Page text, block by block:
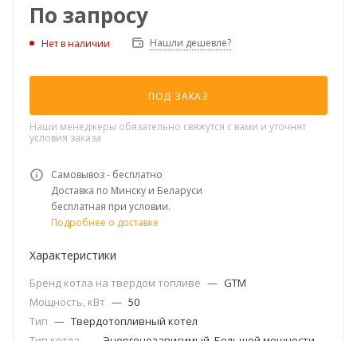
По запросу
Нет в наличии Нашли дешевле?
ПОД ЗАКАЗ
Наши менеджеры обязательно свяжутся с вами и уточнят
условия заказа
Самовывоз - бесплатно
Доставка по Минску и Беларуси
бесплатная при условии.
Подробнее о доставке
Характеристики
Бренд котла на твердом топливе — GTM
Мощность, кВт — 50
Тип — Твердотопливный котел